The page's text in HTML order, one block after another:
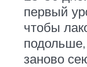
первый
чтобы
подольше,
заново